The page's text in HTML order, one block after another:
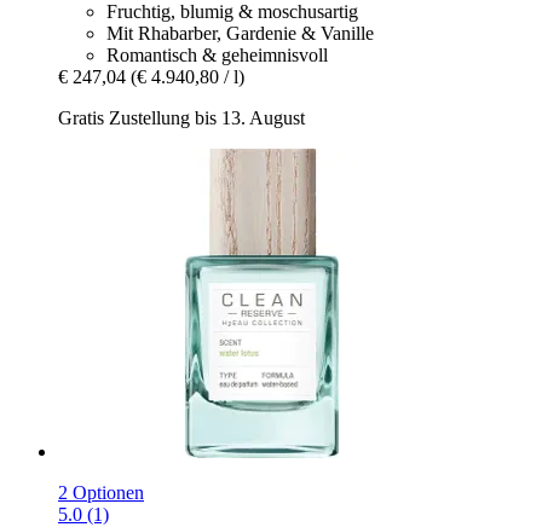
Fruchtig, blumig & moschusartig
Mit Rhabarber, Gardenie & Vanille
Romantisch & geheimnisvoll
€ 247,04 (€ 4.940,80 / l)
Gratis Zustellung bis 13. August
2 Optionen
5.0 (1)